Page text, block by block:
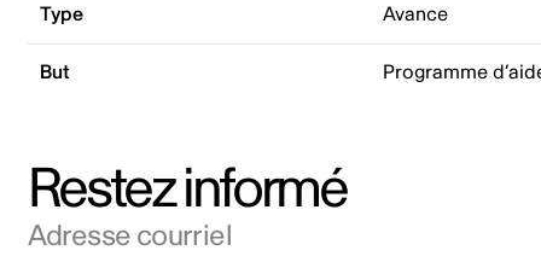
Type Avance
But Programme
Restez informé